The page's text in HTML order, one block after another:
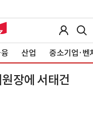
산업 중소기업·벤
장에 서태건